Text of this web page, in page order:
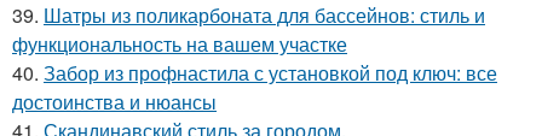
39. Шатры из поликарбоната для бассейнов: стиль и
функциональность на вашем участке
40. Забор из профнастила с установкой под ключ: все
достоинства и нюансы
41. Скандинавский стиль за городом.